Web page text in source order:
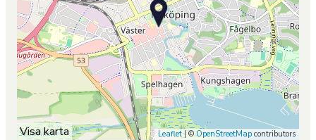
Leaflet| ©OpenStreetMap contributors
Visa karta